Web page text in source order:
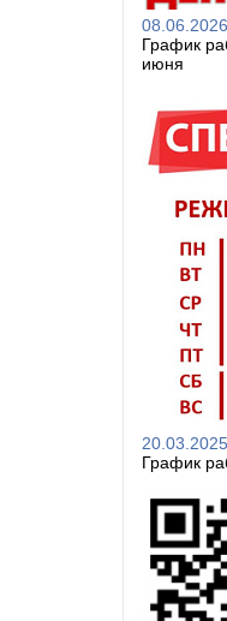
08.06.2026
График
июня
20.03.2025
График